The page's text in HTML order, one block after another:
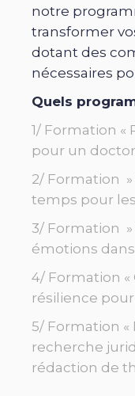
notre
transformer
dotant des
nécessaires
Quels
1/ Formation «
pour un
2/ Formation
temps pour
3/ Formation
émotions
4/ Formation
résilience
5/ Formation
recherche
rédaction de